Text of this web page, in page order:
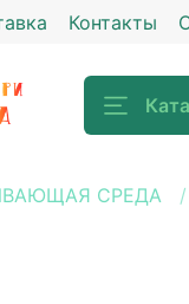
Контакты
СРЕДА